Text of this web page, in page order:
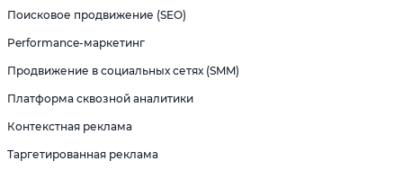
Поисковое продвижение (SEO)
Performance-маркетинг
Продвижение в социальных сетях (SMM)
Платформа сквозной аналитики
Контекстная реклама
Таргетированная реклама